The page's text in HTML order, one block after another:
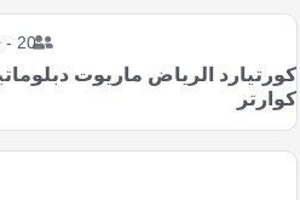
20 - 60
كورتيارد الرياض ماريوت
كوارتر